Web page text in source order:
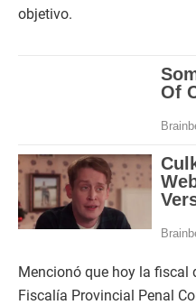
objetivo.
Mencionó que hoy la fiscal
Fiscalía Provincial Penal